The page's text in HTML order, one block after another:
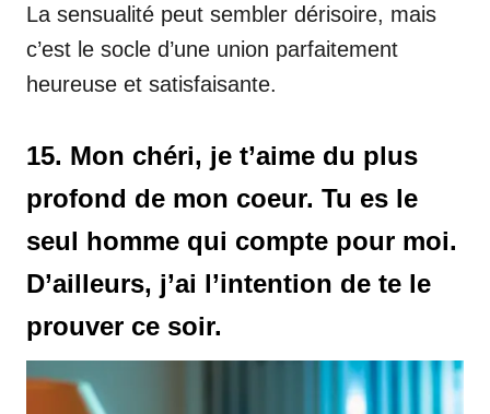
La sensualité peut sembler dérisoire, mais
c’est le socle d’une union parfaitement
heureuse et satisfaisante.
15. Mon chéri, je t’aime du plus
profond de mon coeur. Tu es le
seul homme qui compte pour moi.
D’ailleurs, j’ai l’intention de te le
prouver ce soir.